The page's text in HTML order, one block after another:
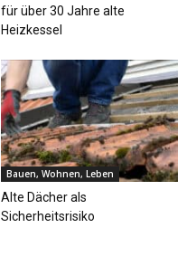
für über 30 Jahre alte
Heizkessel
Bauen, Wohnen, Leben
Alte Dächer als
Sicherheitsrisiko